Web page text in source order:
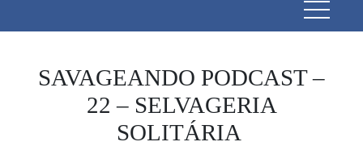
SAVAGEANDO PODCAST –
22 – SELVAGERIA
SOLITÁRIA